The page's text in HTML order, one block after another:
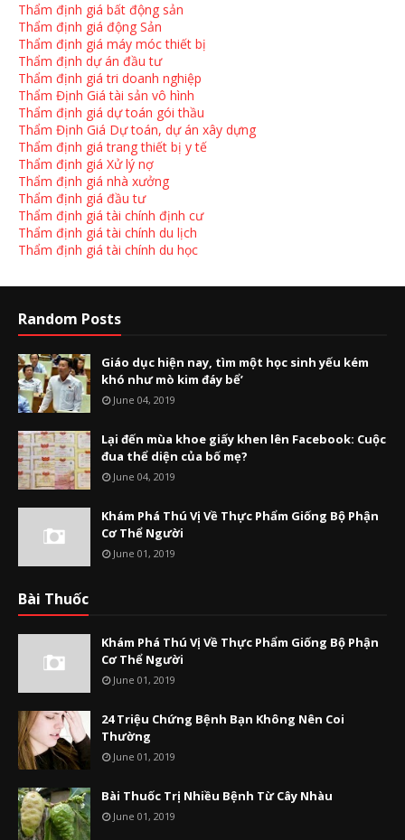
Thẩm định giá bất động sản
Thẩm định giá động Sản
Thẩm định giá máy móc thiết bị
Thẩm định dự án đầu tư
Thẩm định giá tri doanh nghiệp
Thẩm Định Giá tài sản vô hình
Thẩm định giá dự toán gói thầu
Thẩm Định Giá Dự toán, dự án xây dựng
Thẩm định giá trang thiết bị y tế
Thẩm định giá Xử lý nợ
Thẩm định giá nhà xưởng
Thẩm định giá đầu tư
Thẩm định giá tài chính định cư
Thẩm định giá tài chính du lịch
Thẩm định giá tài chính du học
Random Posts
Giáo dục hiện nay, tìm một học sinh yếu kém
khó như mò kim đáy bể’
June 04, 2019
Lại đến mùa khoe giấy khen lên Facebook: Cuộc
đua thể diện của bố mẹ?
June 04, 2019
Khám Phá Thú Vị Về Thực Phẩm Giống Bộ Phận
Cơ Thể Người
June 01, 2019
Bài Thuốc
Khám Phá Thú Vị Về Thực Phẩm Giống Bộ Phận
Cơ Thể Người
June 01, 2019
24 Triệu Chứng Bệnh Bạn Không Nên Coi
Thường
June 01, 2019
Bài Thuốc Trị Nhiều Bệnh Từ Cây Nhàu
June 01, 2019